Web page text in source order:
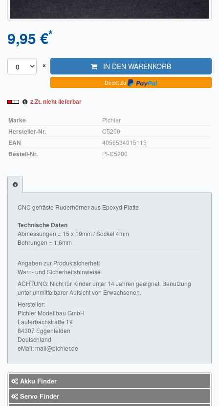
Zahlung und Versand
Widerrufsrecht
Widerrufsformular
Widerrufsbelehrung für digitale Waren / Muster-
Widerrufsformular
Datenschutzerklärung
Hinweise zur Batterieentsorgung
Impressum
ÜBER UNS
Unsere Philosophie
KONTAKT
MEIN KONTO
WARENKORB
9,95 €*
× IN DEN WARENKORB
Direkt zu
z.Zt. nicht lieferbar
Marke Pichler
Hersteller-Nr. C5200
EAN 4056534015115
Bestell-Nr. PI-C5200
CNC gefräste Ruderhörner aus Epoxyd Platte
Technische Daten
Abmessungen = 15 x 19mm / Sockel 4mm
Bohrungen = 1,6mm
Angaben zur Produktsicherheit
Warn- und Sicherheitshinweise
ACHTUNG: Nicht für Kinder unter 14 Jahren geeignet. Benutzung
unter unmittelbarer Aufsicht von Erwachsenen.
Hersteller:
Pichler Modellbau GmbH
Lauterbachstraße 19
84307 Eggenfelden
Deutschland
eMail: mail@pichler.de
Akku Finder
Servo Finder